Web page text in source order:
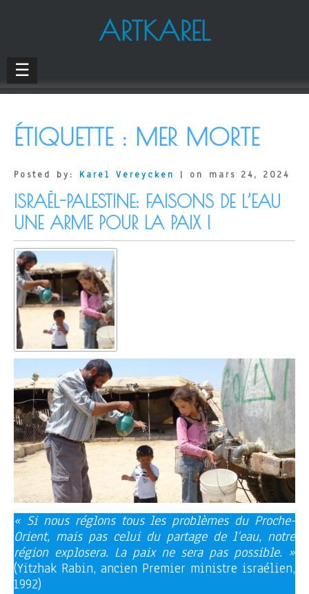
ARTKAREL
☰
ÉTIQUETTE : MER MORTE
Posted by: Karel Vereycken | on mars 24, 2024
ISRAËL-PALESTINE: FAISONS DE L’EAU
UNE ARME POUR LA PAIX !
« Si nous réglons tous les problèmes du Proche-
Orient, mais pas celui du partage de l’eau, notre
région explosera. La paix ne sera pas possible. »
(Yitzhak Rabin, ancien Premier ministre israélien,
1992)